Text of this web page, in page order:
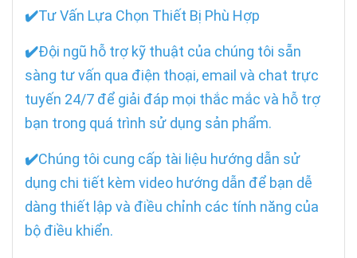
✔️Tư Vấn Lựa Chọn Thiết Bị Phù Hợp
✔️Đội ngũ hỗ trợ kỹ thuật của chúng tôi sẵn
sàng tư vấn qua điện thoại, email và chat trực
tuyến 24/7 để giải đáp mọi thắc mắc và hỗ trợ
bạn trong quá trình sử dụng sản phẩm.
✔️Chúng tôi cung cấp tài liệu hướng dẫn sử
dụng chi tiết kèm video hướng dẫn để bạn dễ
dàng thiết lập và điều chỉnh các tính năng của
bộ điều khiển.